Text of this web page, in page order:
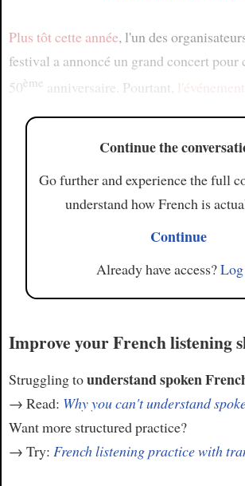
Plus tôt cette année, l'un des
festival a annoncé un grand concert pour
50ème anniversaire. Pourtant,
Continue the
Go further and experience the full
understand how French is
Continue
Already have access?
Improve your French listening
Struggling tounderstand spoken
→ Read: Why you can't understand
Want more structured practice?
→ Try: French listening practice with